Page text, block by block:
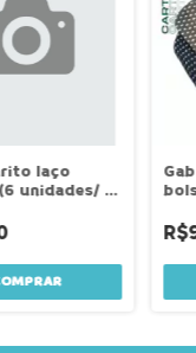
laço
unidades/ 6